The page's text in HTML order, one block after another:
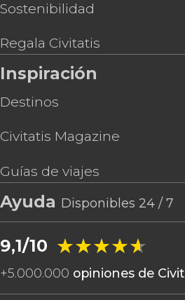
Sostenibilidad
Regala Civitatis
Inspiración
Destinos
Civitatis Magazine
Guías de viajes
Ayuda Disponibles 24 / 7
9,1/10 ★★★★★
★★★★★
+5.000.000 opiniones de